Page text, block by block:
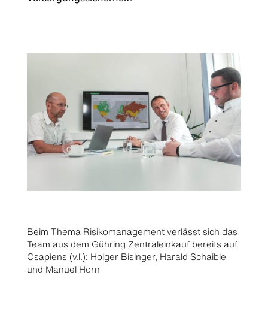
Beim Thema Risikomanagement verlässt sich das
Team aus dem Gühring Zentraleinkauf bereits auf
Osapiens (v.l.): Holger Bisinger, Harald Schaible
und Manuel Horn